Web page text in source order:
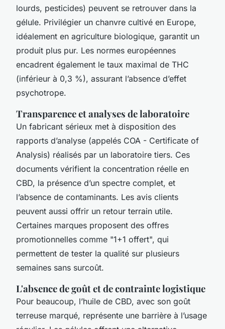
lourds, pesticides) peuvent se retrouver dans la
gélule. Privilégier un chanvre cultivé en Europe,
idéalement en agriculture biologique, garantit un
produit plus pur. Les normes européennes
encadrent également le taux maximal de THC
(inférieur à 0,3 %), assurant l’absence d’effet
psychotrope.
Transparence et analyses de laboratoire
Un fabricant sérieux met à disposition des
rapports d’analyse (appelés COA - Certificate of
Analysis) réalisés par un laboratoire tiers. Ces
documents vérifient la concentration réelle en
CBD, la présence d’un spectre complet, et
l’absence de contaminants. Les avis clients
peuvent aussi offrir un retour terrain utile.
Certaines marques proposent des offres
promotionnelles comme "1+1 offert", qui
permettent de tester la qualité sur plusieurs
semaines sans surcoût.
L'absence de goût et de contrainte logistique
Pour beaucoup, l’huile de CBD, avec son goût
terreuse marqué, représente une barrière à l’usage